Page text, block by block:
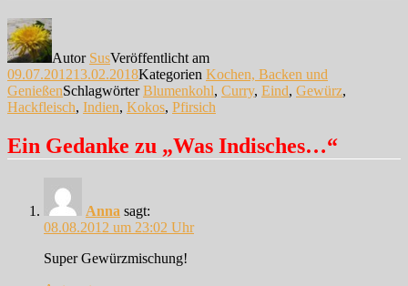
Autor SusVeröffentlicht am
09.07.201213.02.2018Kategorien Kochen, Backen und
GenießenSchlagwörterBlumenkohl, Curry, Eind, Gewürz,
Hackfleisch, Indien, Kokos, Pfirsich
Ein Gedanke zu „Was Indisches…“
Anna sagt:
08.08.2012 um 23:02 Uhr
Super Gewürzmischung!